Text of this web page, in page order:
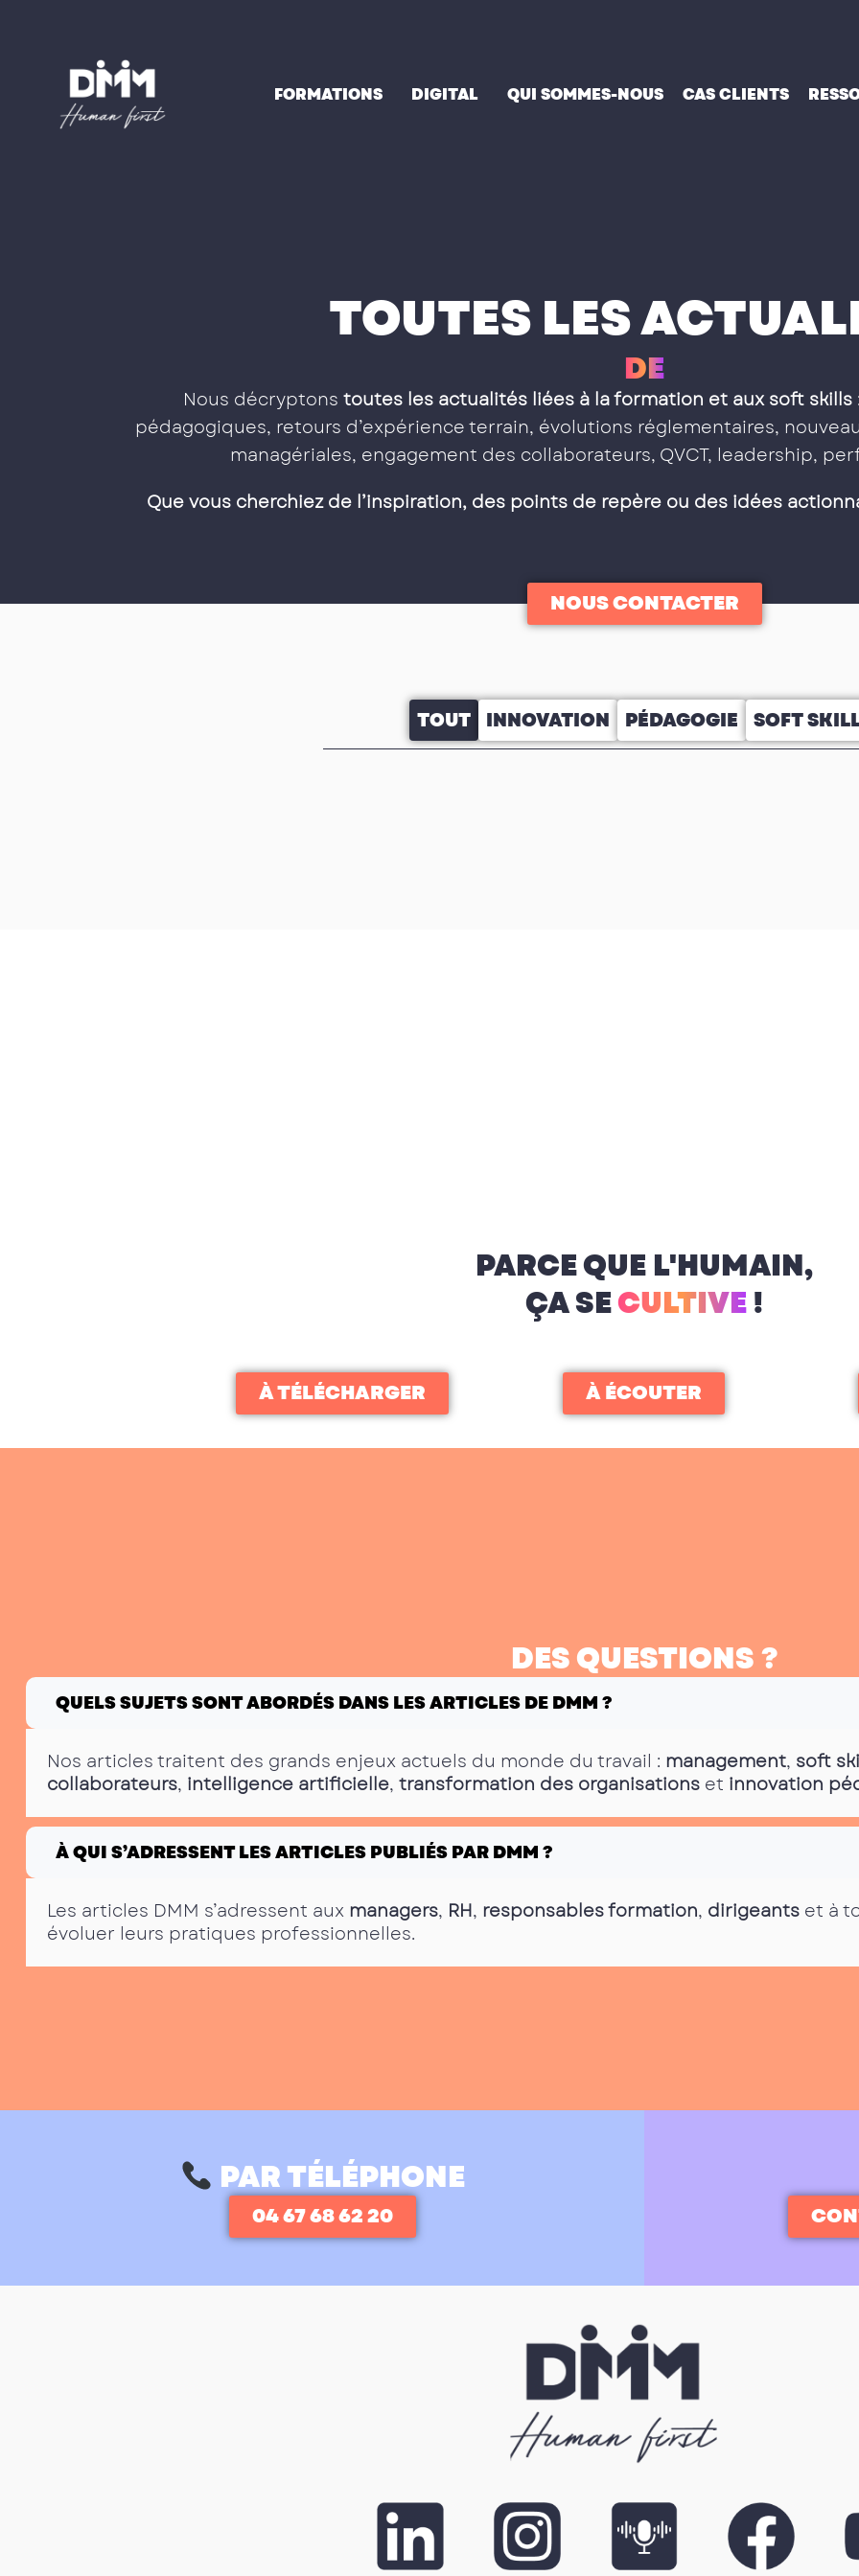
FORMATIONS DIGITAL QUI SOMMES-NOUS CAS CLIENTS
TOUTES LES
ES
Nous décryptons toutes les actualités liées à la formation et aux soft skills
pédagogiques, retours d’expérience terrain, évolutions réglementaires,
managériales, engagement des collaborateurs, QVCT, leadership,
Que vous cherchiez de l’inspiration, des points de repère ou des idées
NOUS CONTACTER
INNOVATION PÉDAGOGIE SOFT
TOUT
PARCE QUE L'HUMAIN,
ÇA SECULTIVE!
À TÉLÉCHARGER À ÉCOUTER
DES QUESTIONS ?
QUELS SUJETS SONT ABORDÉS DANS LES ARTICLES DE DMM ?
Nos articles traitent des grands enjeux actuels du monde du travail : management, soft
collaborateurs, intelligence artificielle, transformation des organisations et innovation
À QUI S’ADRESSENT LES ARTICLES PUBLIÉS PAR DMM ?
Les articles DMM s’adressent aux managers, RH, responsables formation, dirigeants et à
évoluer leurs pratiques professionnelles.
PAR TÉLÉPHONE
04 67 68 62 20